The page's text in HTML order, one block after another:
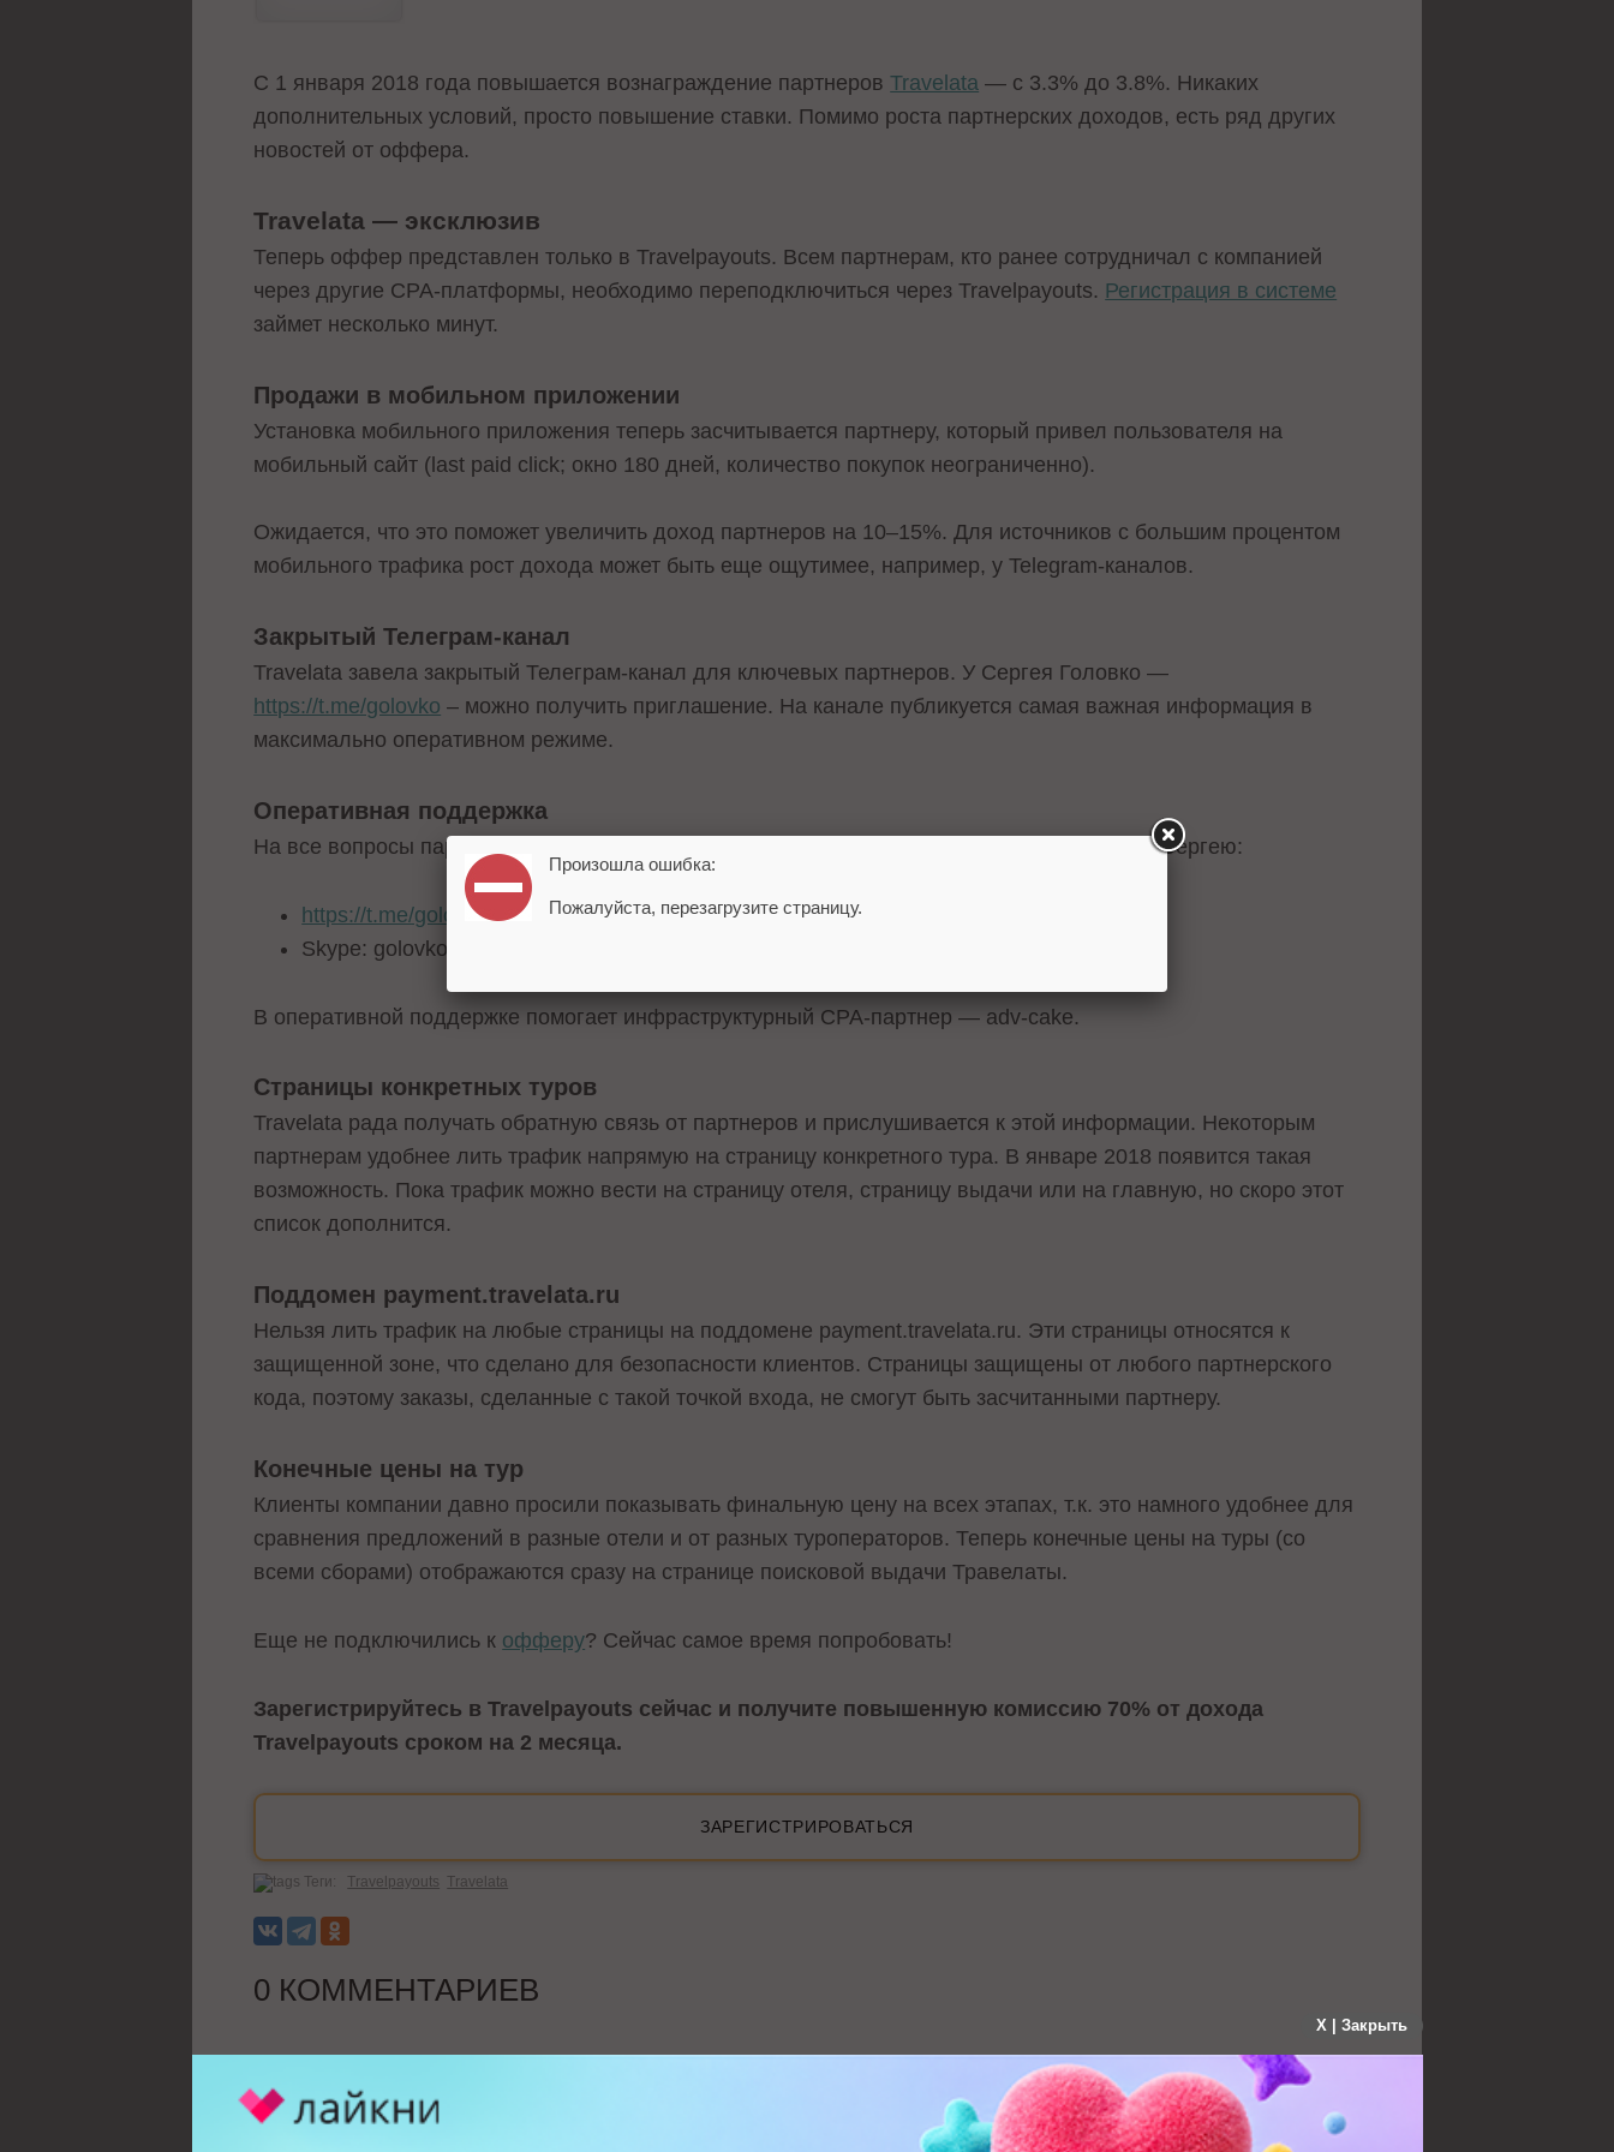
С 1 января 2018 года повышается вознаграждение партнеровTravelata — с 3.3% до 3.8%. Никаких
дополнительных условий, просто повышение ставки. Помимо роста партнерских доходов, есть ряд других
новостей от оффера.
Travelata — эксклюзив
Теперь оффер представлен только в Travelpayouts. Всем партнерам, кто ранее сотрудничал с компанией
через другие CPA-платформы, необходимо переподключиться через Travelpayouts. Регистрация в системе
займет несколько минут.
Продажи в мобильном приложении
Установка мобильного приложения теперь засчитывается партнеру, который привел пользователя на
мобильный сайт (last paid click; окно 180 дней, количество покупок неограниченно).
Ожидается, что это поможет увеличить доход партнеров на 10–15%. Для источников с большим процентом
мобильного трафика рост дохода может быть еще ощутимее, например, у Telegram-каналов.
Закрытый Телеграм-канал
Travelata завела закрытый Телеграм-канал для ключевых партнеров. У Сергея Головко —
https://t.me/golovko – можно получить приглашение. На канале публикуется самая важная информация в
максимально оперативном режиме.
Оперативная поддержка
На все вопросы партнеров, а также с решением проблем можно обращаться напрямую к Сергею:
https://t.me/golovko
Skype: golovkosg
В оперативной поддержке помогает инфраструктурный CPA-партнер — adv-cake.
Страницы конкретных туров
Travelata рада получать обратную связь от партнеров и прислушивается к этой информации. Некоторым
партнерам удобнее лить трафик напрямую на страницу конкретного тура. В январе 2018 появится такая
возможность. Пока трафик можно вести на страницу отеля, страницу выдачи или на главную, но скоро этот
список дополнится.
Поддомен payment.travelata.ru
Нельзя лить трафик на любые страницы на поддомене payment.travelata.ru. Эти страницы относятся к
защищенной зоне, что сделано для безопасности клиентов. Страницы защищены от любого партнерского
кода, поэтому заказы, сделанные с такой точкой входа, не смогут быть засчитанными партнеру.
Конечные цены на тур
Клиенты компании давно просили показывать финальную цену на всех этапах, т.к. это намного удобнее для
сравнения предложений в разные отели и от разных туроператоров. Теперь конечные цены на туры (со
всеми сборами) отображаются сразу на странице поисковой выдачи Травелаты.
Еще не подключились к офферу? Сейчас самое время попробовать!
Зарегистрируйтесь в Travelpayouts сейчас и получите повышенную комиссию 70% от дохода
Travelpayouts сроком на 2 месяца.
ЗАРЕГИСТРИРОВАТЬСЯ
Теги: Travelpayouts Travelata
0 КОММЕНТАРИЕВ
X | Закрыть
Произошла ошибка:
Пожалуйста, перезагрузите страницу.